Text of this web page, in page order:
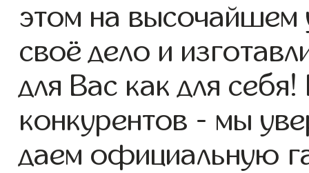
этом на
своё дело и
для Вас как для
конкурентов - мы
даем официальную